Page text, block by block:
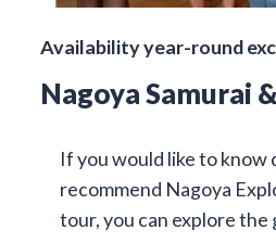
Availability year-round
Nagoya Samurai
If you would like to know
recommend Nagoya
tour, you can explore